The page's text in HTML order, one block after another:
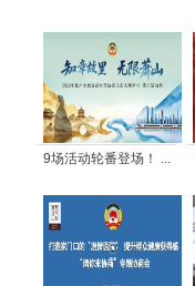
9场活动轮番登场！ ...